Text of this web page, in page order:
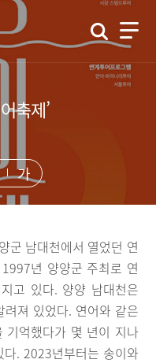
축제’
가
군 남대천에서 열었던 연
년 양양군 주최로 연
고 있다. 양양 남대천은
져 있었다. 연어와 같은
기억했다가 몇 년이 지나
. 2023년부터는 송이와